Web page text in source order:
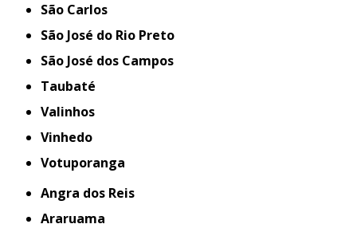
São Carlos
São José do Rio Preto
São José dos Campos
Taubaté
Valinhos
Vinhedo
Votuporanga
Angra dos Reis
Araruama